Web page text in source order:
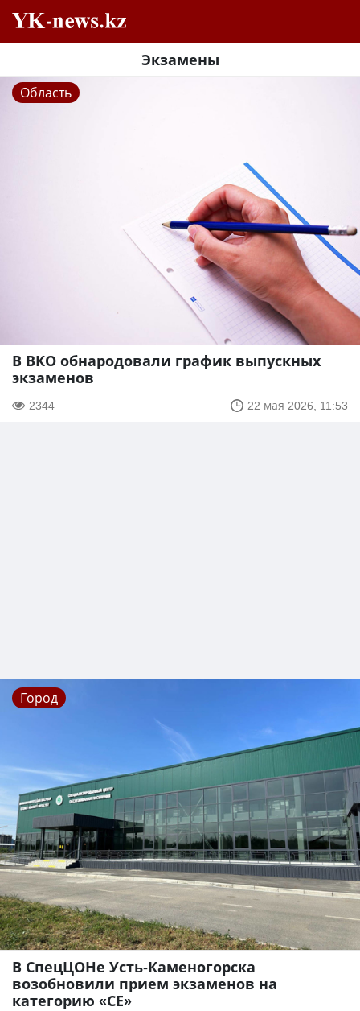
Экзамены
Область
В ВКО обнародовали график выпускных
экзаменов
2344 22 мая 2026, 11:53
Город
В СпецЦОНе Усть-Каменогорска
возобновили прием экзаменов на
категорию «СЕ»